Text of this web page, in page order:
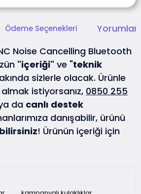
Ödeme Seçenekleri
Noise Cancelling Bluetooth
"içeriği" ve "teknik
sizlerle olacak. Ürünle
almak istiyorsanız, 0850 255
da canlı destek
danışabilir, ürünü
! Ürünün içeriği için